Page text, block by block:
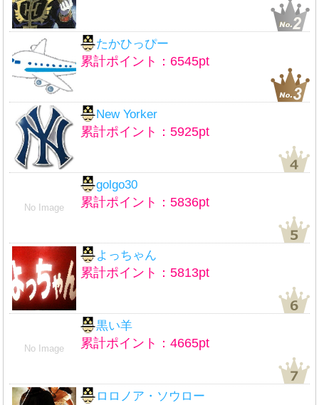
たかひっぴー
累計ポイント：6545pt
New Yorker
累計ポイント：5925pt
No Image
golgo30
累計ポイント：5836pt
よっちゃん
累計ポイント：5813pt
No Image
黒い羊
累計ポイント：4665pt
ロロノア・ソウロー